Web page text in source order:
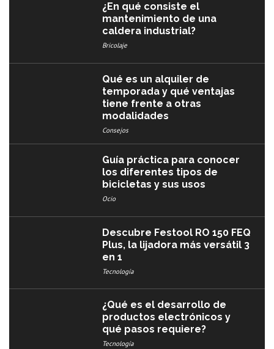
¿En qué consiste el
mantenimiento de una
caldera industrial?
Bricolaje
Qué es un alquiler de
temporada y qué ventajas
tiene frente a otras
modalidades
Consejos
Guía práctica para conocer
los diferentes tipos de
bicicletas y sus usos
Ocio
Descubre Festool RO 150 FEQ
Plus, la lijadora más versátil 3
en 1
Tecnología
¿Qué es el desarrollo de
productos electrónicos y
qué pasos requiere?
Tecnología